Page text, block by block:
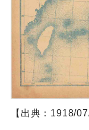
【出典：1918/